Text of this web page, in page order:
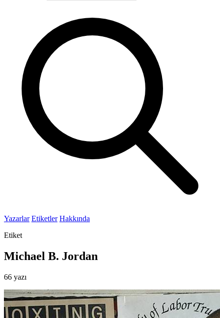
Yazarlar Etiketler Hakkında
Etiket
Michael B. Jordan
66 yazı